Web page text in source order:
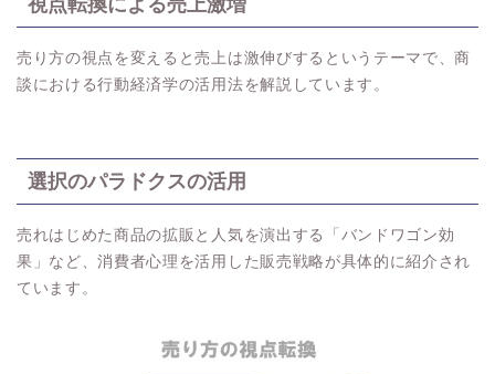
売り方の視点を変えると売上は激伸びするというテーマで、商
談における行動経済学の活用法を解説しています。
選択のパラドクスの活用
売れはじめた商品の拡販と人気を演出する「バンドワゴン効
果」など、消費者心理を活用した販売戦略が具体的に紹介され
ています。